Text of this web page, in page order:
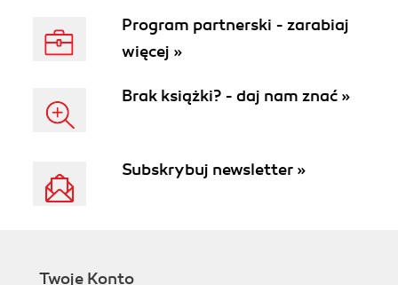
Program partnerski - zarabiaj
więcej »
Brak książki? - daj nam znać »
Subskrybuj newsletter »
Twoje Konto